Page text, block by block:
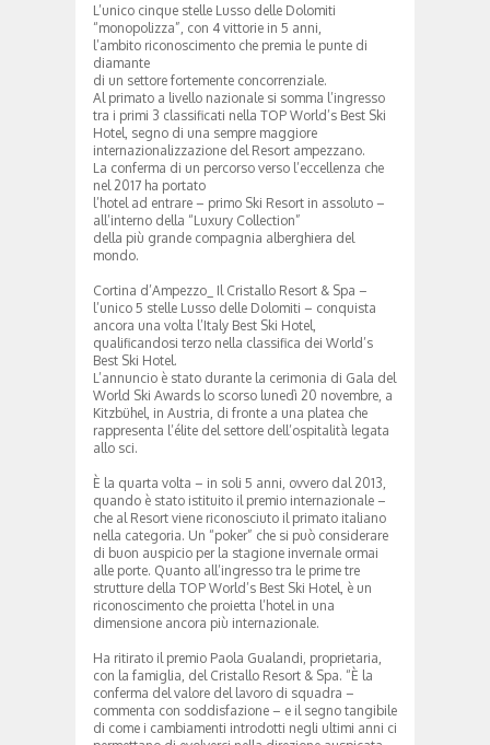
L’unico cinque stelle Lusso delle Dolomiti
“monopolizza”, con 4 vittorie in 5 anni,
l’ambito riconoscimento che premia le punte di
diamante
di un settore fortemente concorrenziale.
Al primato a livello nazionale si somma l’ingresso
tra i primi 3 classificati nella TOP World’s Best Ski
Hotel, segno di una sempre maggiore
internazionalizzazione del Resort ampezzano.
La conferma di un percorso verso l’eccellenza che
nel 2017 ha portato
l’hotel ad entrare – primo Ski Resort in assoluto –
all’interno della “Luxury Collection”
della più grande compagnia alberghiera del
mondo.
Cortina d’Ampezzo_ Il Cristallo Resort & Spa –
l’unico 5 stelle Lusso delle Dolomiti – conquista
ancora una volta l’Italy Best Ski Hotel,
qualificandosi terzo nella classifica dei World’s
Best Ski Hotel.
L’annuncio è stato durante la cerimonia di Gala del
World Ski Awards lo scorso lunedì 20 novembre, a
Kitzbühel, in Austria, di fronte a una platea che
rappresenta l’élite del settore dell’ospitalità legata
allo sci.
È la quarta volta – in soli 5 anni, ovvero dal 2013,
quando è stato istituito il premio internazionale –
che al Resort viene riconosciuto il primato italiano
nella categoria. Un “poker” che si può considerare
di buon auspicio per la stagione invernale ormai
alle porte. Quanto all’ingresso tra le prime tre
strutture della TOP World’s Best Ski Hotel, è un
riconoscimento che proietta l’hotel in una
dimensione ancora più internazionale.
Ha ritirato il premio Paola Gualandi, proprietaria,
con la famiglia, del Cristallo Resort & Spa. “È la
conferma del valore del lavoro di squadra –
commenta con soddisfazione – e il segno tangibile
di come i cambiamenti introdotti negli ultimi anni ci